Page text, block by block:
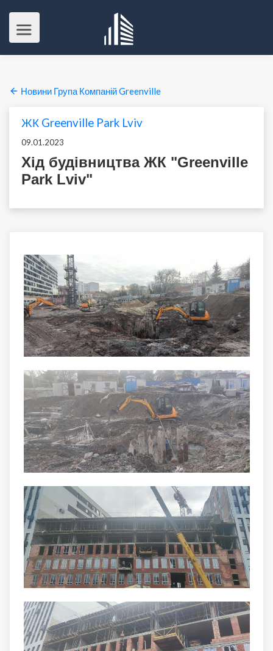
Новини Група Компаній Greenville
ЖК Greenville Park Lviv
09.01.2023
Хід будівництва ЖК "Greenville
Park Lviv"